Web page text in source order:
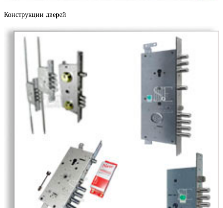
Дерево софт
Конструкции дверей